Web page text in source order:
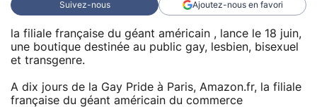
Suivez-nous Ajoutez-nous en favori
la filiale française du géant américain , lance le 18 juin,
une boutique destinée au public gay, lesbien, bisexuel
et transgenre.
A dix jours de la Gay Pride à Paris, Amazon.fr, la filiale
française du géant américain du commerce